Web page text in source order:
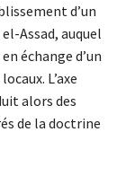
d’un
Assad, auquel
échange d’un
L’axe
alors des
de la doctrine